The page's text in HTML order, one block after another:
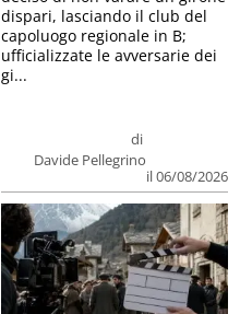
di
Davide Pellegrino
il 06/08/2026
dispari, lasciando il club del
capoluogo regionale in B;
ufficializzate le avversarie dei
gi...